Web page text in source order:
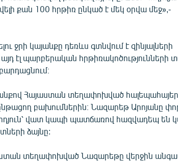
քան 100 հրթիռ ընկած է մեկ օրվա մեջ»,-
ջրի կայանքը դեռևս գտնվում է զինյալների
էլ պարբերական հրթիռակոծությունների
Հայաստան տեղափոխված հալեպահայերը
բախումներին։ Նազարեթ Արոյանը
վատ կապի պատճառով հազվադեպ են
ձայնը:
տեղափոխված Նազարեթը վերջին